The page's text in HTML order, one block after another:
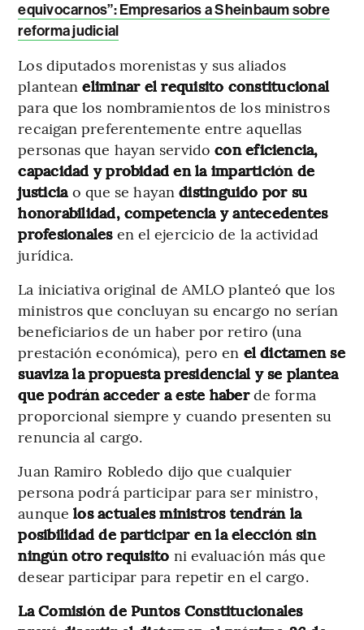
equivocarnos”: Empresarios a Sheinbaum sobre
reforma judicial
Los diputados morenistas y sus aliados
plantean eliminar el requisito constitucional
para que los nombramientos de los ministros
recaigan preferentemente entre aquellas
personas que hayan servidocon eficiencia,
capacidad y probidad en la impartición de
justicia o que se hayandistinguido por su
honorabilidad, competencia y antecedentes
profesionalesen el ejercicio de la actividad
jurídica.
La iniciativa original de AMLO planteó que los
ministros que concluyan su encargo no serían
beneficiarios de un haber por retiro (una
prestación económica), pero en el dictamen se
suaviza la propuesta presidencial y se plantea
que podrán acceder a este haberde forma
proporcional siempre y cuando presenten su
renuncia al cargo.
Juan Ramiro Robledo dijo que cualquier
persona podrá participar para ser ministro,
aunque los actuales ministros tendrán la
posibilidad de participar en la elección sin
ningún otro requisito ni evaluación más que
desear participar para repetir en el cargo.
La Comisión de Puntos Constitucionales